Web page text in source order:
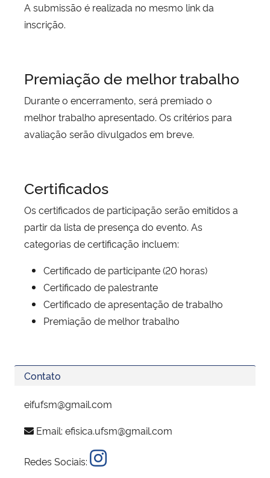
A submissão é realizada no mesmo link da
inscrição.
Premiação de melhor trabalho
Durante o encerramento, será premiado o
melhor trabalho apresentado. Os critérios para
avaliação serão divulgados em breve.
Certificados
Os certificados de participação serão emitidos a
partir da lista de presença do evento. As
categorias de certificação incluem:
Certificado de participante (20 horas)
Certificado de palestrante
Certificado de apresentação de trabalho
Premiação de melhor trabalho
Contato
eifufsm@gmail.com
Email: efisica.ufsm@gmail.com
Redes Sociais: